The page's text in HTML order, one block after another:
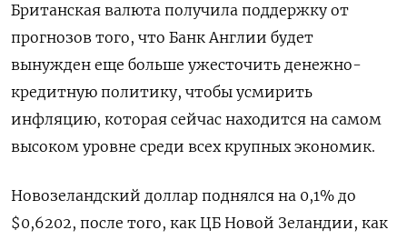
Британская валюта получила поддержку от
прогнозов того, что Банк Англии будет
вынужден еще больше ужесточить денежно-
кредитную политику, чтобы усмирить
инфляцию, которая сейчас находится на самом
высоком уровне среди всех крупных экономик.
Новозеландский доллар поднялся на 0,1% до
$0,6202​, после того, как ЦБ Новой Зеландии, как